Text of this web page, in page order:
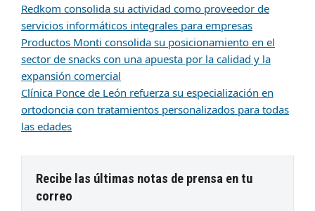
Redkom consolida su actividad como proveedor de
servicios informáticos integrales para empresas
Productos Monti consolida su posicionamiento en el
sector de snacks con una apuesta por la calidad y la
expansión comercial
Clínica Ponce de León refuerza su especialización en
ortodoncia con tratamientos personalizados para todas
las edades
Recibe las últimas notas de prensa en tu
correo